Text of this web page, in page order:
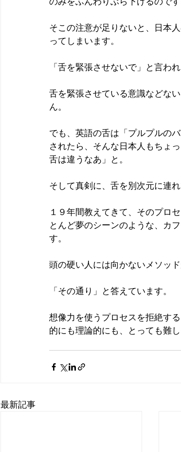
そこの注意が足りないと、日本
ってしまいます。
「舌を緊張させないで」と言わ
舌を緊張させている意識などな
ん。
でも、英語の舌は「プルプルの
されたら、そんな日本人もちょ
舌は違うなあ」と。
そして真剣に、舌を別次元に連
１９年間教えてきて、そのプロ
とんど夢のシーンのような、カ
す。
頭の硬い人には向かないメソッド
「その通り」と答えています。
想像力を使うプロセスを拒絶す
的にも理論的にも、とっても難
最新記事